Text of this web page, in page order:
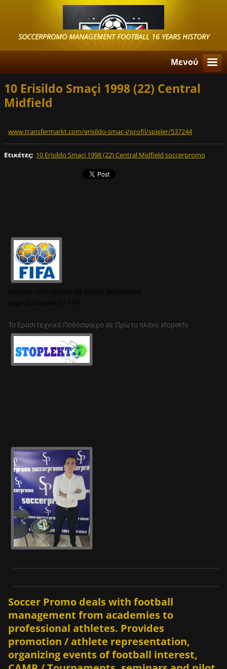
SOCCERPROMO MANAGEMENT FOOTBALL 16 YEARS HISTORY
Μενού
10 Erisildo Smaçi 1998 (22) Central
Midfield
www.transfermarkt.com/erisildo-smac-i/profil/spieler/537244
Ετικέτες: 10 Erisildo Smaçi 1998 (22) Central Midfield soccerpromo
Το Ερασιτεχνικό Ποδόσφαιρο σε Πρώτο πλάνο stopekto
Soccer Promo deals with football
management from academies to
professional athletes. Provides
promotion / athlete representation,
organizing events of football interest,